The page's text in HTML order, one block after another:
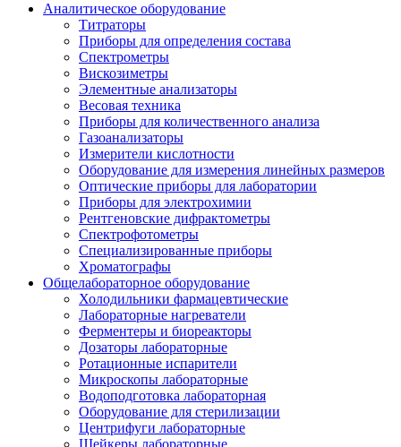
Аналитическое оборудование
Титраторы
Приборы для определения состава
Спектрометры
Вискозиметры
Элементные анализаторы
Весовая техника
Приборы для количественного анализа
Газоанализаторы
Измерители кислотности
Оборудование для измерения линейных размеров
Оптические приборы для лаборатории
Приборы для электрохимии
Рентгеновские дифрактометры
Спектрофотометры
Специализированные приборы
Хроматографы
Общелабораторное оборудование
Холодильники фармацевтические
Лабораторные нагреватели
Ферментеры и биореакторы
Дозаторы лабораторные
Ротационные испарители
Микроскопы лабораторные
Водоподготовка лабораторная
Оборудование для стерилизации
Центрифуги лабораторные
Шейкеры лабораторные